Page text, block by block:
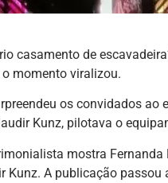
casamento de
momento viralizou.
os convidados
Kunz, pilotava o
mostra
Kunz. A publicação